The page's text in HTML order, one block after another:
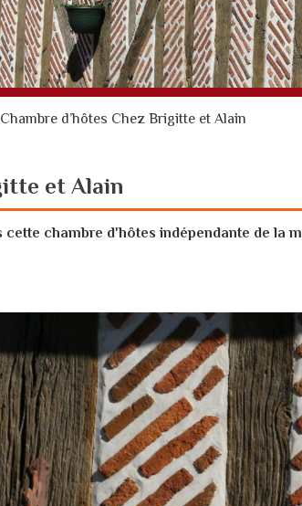
Chambre d’hôtes Chez Brigitte et Alain
et Alain
chambre d'hôtes indépendante de la